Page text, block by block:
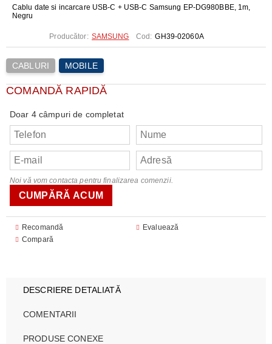
Cablu date si incarcare USB-C + USB-C Samsung EP-DG980BBE, 1m,
Negru
Producător: SAMSUNG Cod: GH39-02060A
CABLURI MOBILE
COMANDĂ RAPIDĂ
Doar 4 câmpuri de completat
Noi vă vom contacta pentru finalizarea comenzii.
Recomandă
Evaluează
Compară
DESCRIERE DETALIATĂ
COMENTARII
PRODUSE CONEXE